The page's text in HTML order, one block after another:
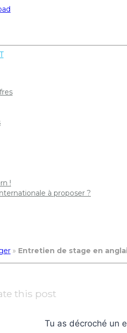
!
à proposer ?
» Entretien de stage en
this post
Tu as décroché un